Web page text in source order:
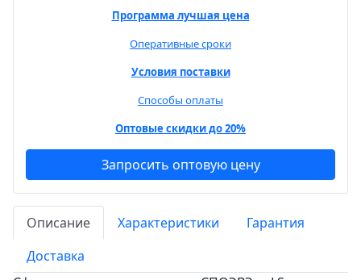
Программа лучшая цена
Оперативные сроки
Условия поставки
Способы оплаты
Оптовые скидки до 20%
Запросить оптовую цену
Описание Характеристики
Гарантия
Доставка